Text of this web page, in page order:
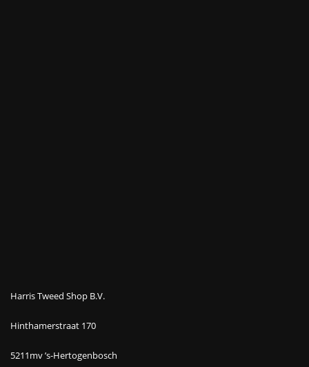
Harris Tweed Shop B.V.
Hinthamerstraat 170
5211mv ’s-Hertogenbosch